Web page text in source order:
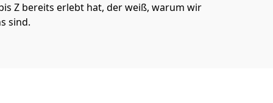
Z bereits erlebt hat, der weiß, warum wir
sind.